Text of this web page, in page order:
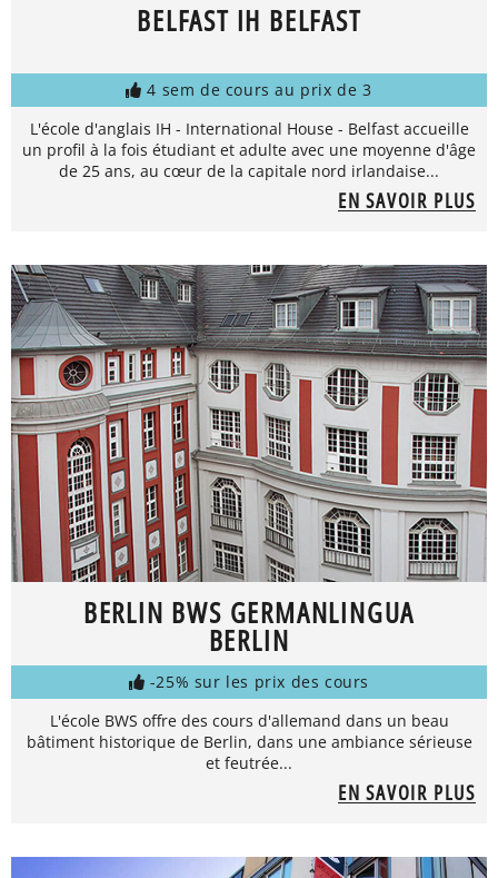
BELFAST IH BELFAST
4 sem de cours au prix de 3
L'école d'anglais IH - International House - Belfast accueille
un profil à la fois étudiant et adulte avec une moyenne d'âge
de 25 ans, au cœur de la capitale nord irlandaise...
EN SAVOIR PLUS
BERLIN BWS GERMANLINGUA
BERLIN
-25% sur les prix des cours
L'école BWS offre des cours d'allemand dans un beau
bâtiment historique de Berlin, dans une ambiance sérieuse
et feutrée...
EN SAVOIR PLUS